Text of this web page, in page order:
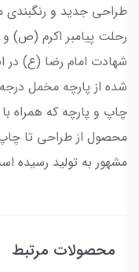
رحلت پیامبر اکرم
شهادت امام رضا (ع) در
شده از پارچه مخمل
چاپ و پارچه که همراه
محصول از طراحی تا
مشهور به تولید رسیده
محصولات مرتبط